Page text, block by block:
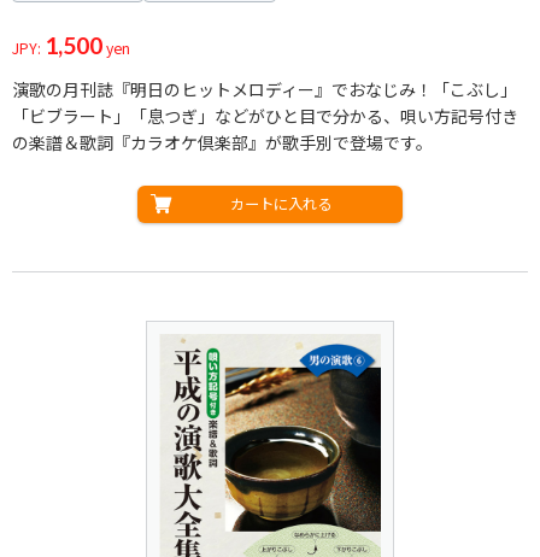
JPY: 1,500yen
演歌の月刊誌『明日のヒットメロディー』でおなじみ！「こぶし」
「ビブラート」「息つぎ」などがひと目で分かる、唄い方記号付き
の楽譜＆歌詞『カラオケ倶楽部』が歌手別で登場です。
カートに入れる